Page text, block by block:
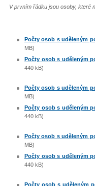
V prvním řádku jsou osoby, které
Počty osob s uděleným
MB)
Počty osob s uděleným
440 kB)
Počty osob s uděleným
MB)
Počty osob s uděleným
440 kB)
Počty osob s uděleným
MB)
Počty osob s uděleným
440 kB)
Počty osob s uděleným